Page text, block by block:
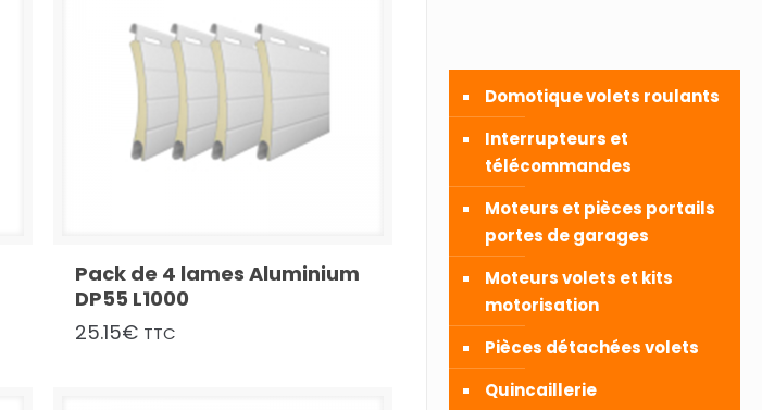
Pack de 4 lames Aluminium
DP55 L1000
25.15€ TTC
Domotique volets roulants
Interrupteurs et
télécommandes
Moteurs et pièces portails
portes de garages
Moteurs volets et kits
motorisation
Pièces détachées volets
Quincaillerie